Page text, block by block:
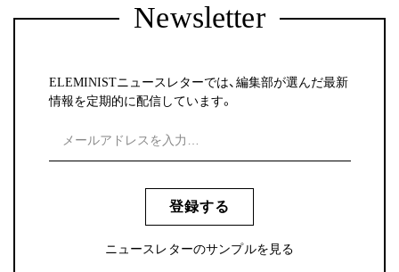
Newsletter
ELEMINISTニュースレターでは、編集部が選んだ最新
情報を定期的に配信しています。
登録する
ニュースレターのサンプルを見る